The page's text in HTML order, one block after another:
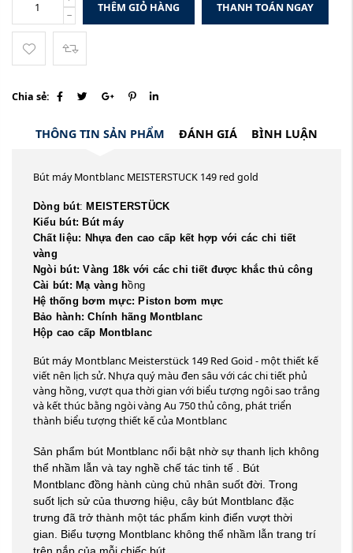
THÊM GIỎ HÀNG THANH TOÁN NGAY
Chia sẻ:
THÔNG TIN SẢN PHẨM ĐÁNH GIÁ BÌNH LUẬN
Bút máy Montblanc MEISTERSTUCK 149 red gold
Dòng bút: MEISTERSTÜCK
Kiểu bút: Bút máy
Chất liệu: Nhựa đen cao cấp kết hợp với các chi tiết
vàng
Ngòi bút: Vàng 18k với các chi tiết được khắc thủ công
Cài bút: Mạ vàng hồng
Hệ thống bơm mực: Piston bơm mực
Bảo hành: Chính hãng Montblanc
Hộp cao cấp Montblanc
Bút máy Montblanc Meisterstück 149 Red Goid - một thiết kế
viết nên lịch sử. Nhựa quý màu đen sâu với các chi tiết phủ
vàng hồng, vượt qua thời gian với biểu tượng ngôi sao trắng
và kết thúc bằng ngòi vàng Au 750 thủ công, phát triển
thành biểu tượng thiết kế của Montblanc
Sản phẩm bút Montblanc nổi bật nhờ sự thanh lịch không
thể nhầm lẫn và tay nghề chế tác tinh tế . Bút
Montblanc đồng hành cùng chủ nhân suốt đời. Trong
suốt lịch sử của thương hiệu, cây bút Montblanc đặc
trưng đã trở thành một tác phẩm kinh điển vượt thời
gian. Biểu tượng Montblanc không thể nhầm lẫn trang trí